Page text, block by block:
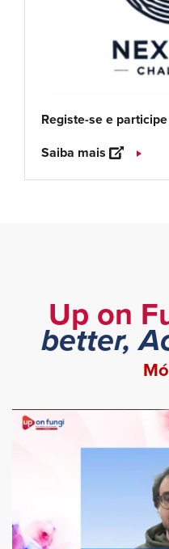
Registe-se e
Saiba mais
Up on
better,